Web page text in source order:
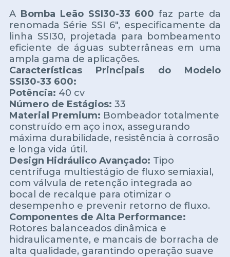
A Bomba Leão SSI30-33 600 faz parte da
renomada Série SSI 6", especificamente da
linha SSI30, projetada para bombeamento
eficiente de águas subterrâneas em uma
ampla gama de aplicações.
Características Principais do Modelo
SSI30-33 600:
Potência: 40 cv
Número de Estágios: 33
Material Premium: Bombeador totalmente
construído em aço inox, assegurando
máxima durabilidade, resistência à corrosão
e longa vida útil.
Design Hidráulico Avançado: Tipo
centrífuga multiestágio de fluxo semiaxial,
com válvula de retenção integrada ao
bocal de recalque para otimizar o
desempenho e prevenir retorno de fluxo.
Componentes de Alta Performance:
Rotores balanceados dinâmica e
hidraulicamente, e mancais de borracha de
alta qualidade, garantindo operação suave